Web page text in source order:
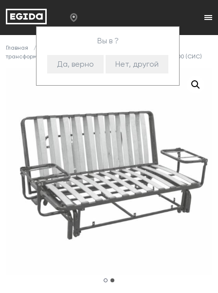
Вы в ?
Да, верно Нет, другой
Главная
трансформации
311 Механизм L -1200 (СИС)